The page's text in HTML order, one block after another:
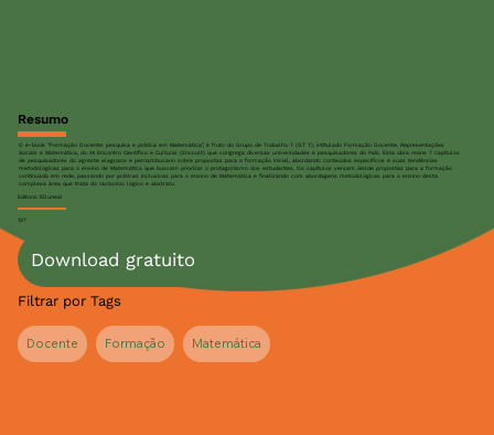
Resumo
O e-book “Formação Docente: pesquisa e prática em Matemática”, é fruto do Grupo de Trabalho 7 (GT 7), intitulado Formação Docente, Representações
Sociais e Matemática, do XII Encontro Científico e Cultural (Enccult) que congrega diversas universidades e pesquisadores do País. Esta obra reúne 7 capítulos
de pesquisadores do agreste alagoano e pernambucano sobre propostas para a formação inicial, abordando conteúdos específicos e suas tendências
metodológicas para o ensino de Matemática que buscam priorizar o protagonismo dos estudantes. Os capítulos versam desde propostas para a formação
continuada em rede, passando por práticas inclusivas para o ensino de Matemática e finalizando com abordagens metodológicas para o ensino desta
complexa área que trata do raciocínio lógico e abstrato.
Editora: EDuneal
127
Download gratuito
Filtrar por Tags
Docente Formação Matemática